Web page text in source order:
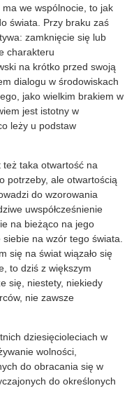
we wspólnocie, to jak
świata. Przy braku zaś
zamknięcie się lub
charakteru
na krótko przed swoją
dialogu w środowiskach
jako wielkim brakiem w
jest istotny w
leży u podstaw
taka otwartość na
potrzeby, ale otwartością
do wzorowania
uwspółcześnienie
na bieżąco na jego
na wzór tego świata.
się na świat wiązało się
to dziś z większym
się, niestety, niekiedy
nie zawsze
dziesięcioleciach w
wolności,
do obracania się w
do określonych